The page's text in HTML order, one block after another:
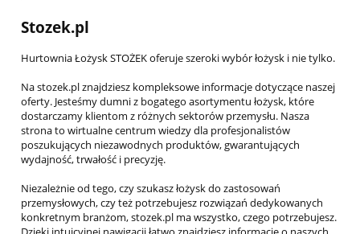
Stozek.pl
Hurtownia Łożysk STOŻEK oferuje szeroki wybór łożysk i nie tylko.
Na stozek.pl znajdziesz kompleksowe informacje dotyczące naszej
oferty. Jesteśmy dumni z bogatego asortymentu łożysk, które
dostarczamy klientom z różnych sektorów przemysłu. Nasza
strona to wirtualne centrum wiedzy dla profesjonalistów
poszukujących niezawodnych produktów, gwarantujących
wydajność, trwałość i precyzję.
Niezależnie od tego, czy szukasz łożysk do zastosowań
przemysłowych, czy też potrzebujesz rozwiązań dedykowanych
konkretnym branżom, stozek.pl ma wszystko, czego potrzebujesz.